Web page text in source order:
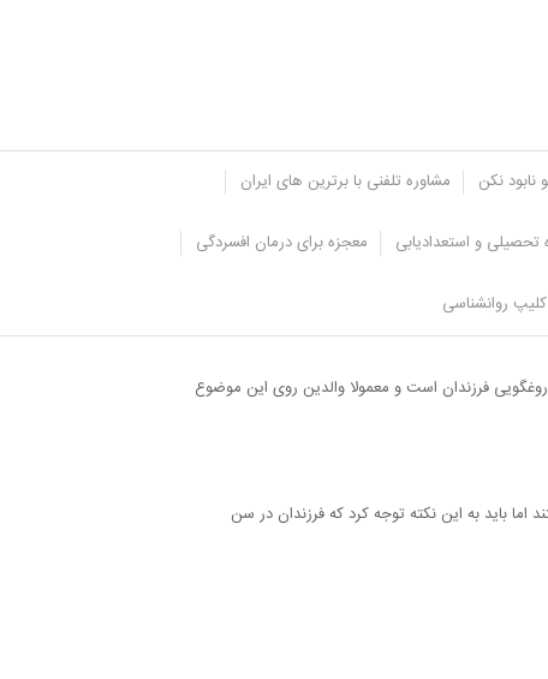
نابود نکن مشاوره تلفنی با برترین های ایران
تحصیلی و استعدادیابی معجزه برای درمان افسردگی
کلیپ روانشناسی
و رفتارهای نادرست آنها است باید بدانید که
دروغگویی فرزندان است و معمولا والدین روی این موضوع
اما باید به این نکته توجه کرد که فرزندان در سن